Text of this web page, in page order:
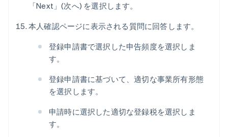
「Next」(次へ) を選択します。
本人確認ページに表示される質問に回答します。
登録申請書で選択した申告頻度を選択しま
す。
登録申請書に基づいて、適切な事業所有形態
を選択します。
申請時に選択した適切な登録税を選択しま
す。